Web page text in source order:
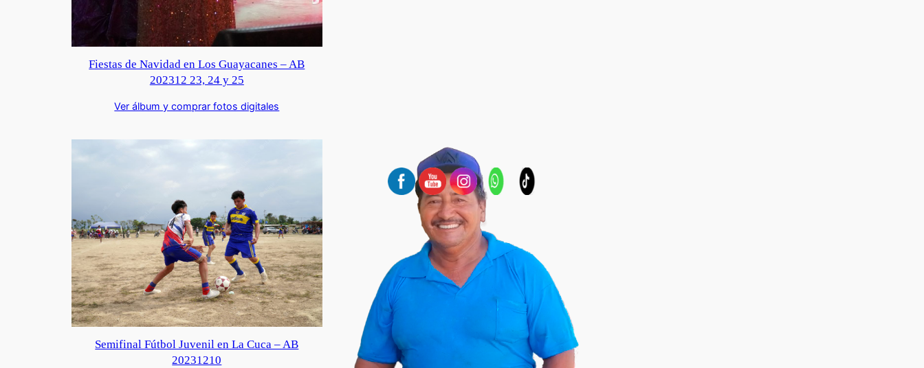
Fiestas de Navidad en Los Guayacanes – AB
202312 23, 24 y 25
Ver álbum y comprar fotos digitales
Semifinal Fútbol Juvenil en La Cuca – AB
20231210